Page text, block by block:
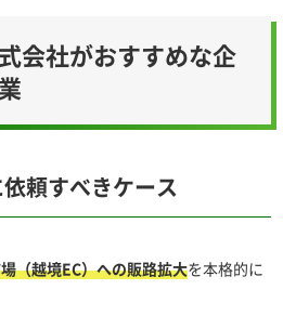
会社がおすすめな企
頼すべきケース
（越境EC）への販路拡大を本格的に